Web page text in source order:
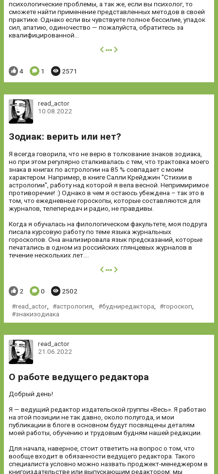
психологические проблемы, а так же, если вы психолог, то
сможете найти применение представленных методов в своей
практике. Однако если вы чувствуете полное бессилие, упадок
сил, апатию, одиночество — пожалуйста, обратитесь за
квалифицированной...
далее
Понравилось:
4 Комментариев:
1 Просмотров:
2571
read_actor
10.08.2022
Зодиак: верить или нет?
Я всегда говорила, что не верю в толкование знаков зодиака,
но при этом регулярно сталкивалась с тем, что трактовка моего
знака в книгах по астрологии на 85 % совпадает с моим
характером. Например, в книге Салли Крейджин "Стихии в
астрологии", работу над которой я вела весной. Непримиримое
противоречие! :) Однако в чем я остаюсь убеждена – так это в
том, что ежедневные гороскопы, которые составляются для
журналов, телепередач и радио, не правдивы.
Когда я обучалась на филологическом факультете, моя подруга
писала курсовую работу по теме языка журнальных
гороскопов. Она анализировала язык предсказаний, которые
печатались в одном из российских глянцевых журналов в
течение нескольких лет....
далее
Понравилось:
2 Комментариев:
0 Просмотров:
2502
read_actor, астрология будниредактора гороскоп
знакизодиака
read_actor
21.06.2022
О работе ведущего редактора
Добрый день!
Я — ведущий редактор издательской группы «Весь». Я работаю
на этой позиции не так давно, около полугода, и мои
публикации в блоге в основном будут посвящены деталям
моей работы, обучению и трудовым будням нашей редакции.
Для начала, наверное, стоит ответить на вопрос о том, что
вообще входит в обязанности ведущего редактора. Такого
специалиста условно можно назвать проджект-менеджером в
книгоиздательстве или выпускающим редактором: мы